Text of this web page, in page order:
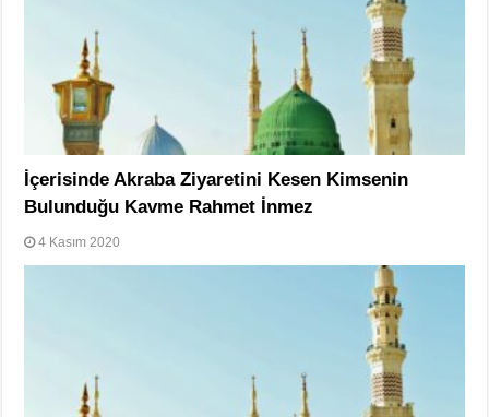
İçerisinde Akraba Ziyaretini Kesen Kimsenin
Bulunduğu Kavme Rahmet İnmez
4 Kasım 2020